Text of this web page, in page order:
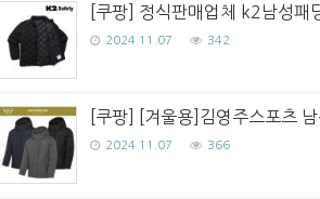
[쿠팡] 정식판매업체 k2남성
2024.11.07 342
[쿠팡] [겨울용]김영주스포츠
2024.11.07 366